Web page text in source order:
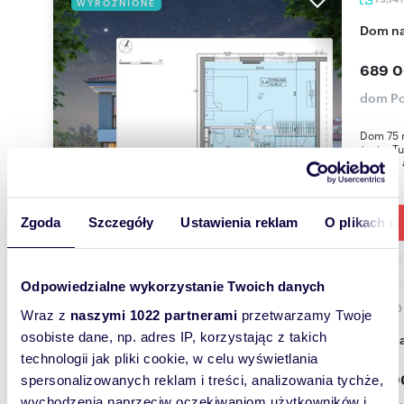
Zgoda Szczegóły Ustawienia reklam O plikach
Odpowiedzialne wykorzystanie Twoich danych
Wraz z naszymi 1022 partnerami przetwarzamy Twoje
osobiste dane, np. adres IP, korzystając z takich
technologii jak pliki cookie, w celu wyświetlania
spersonalizowanych reklam i treści, analizowania tychże,
dom
689
dom
Dom 75
życia.
pralnię,
WYRÓŻNIONE 68,60
dom
779